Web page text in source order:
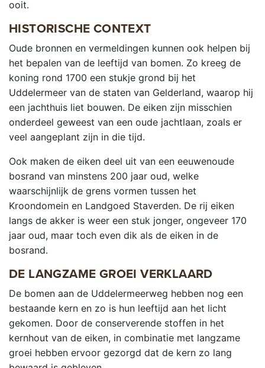
ooit.
HISTORISCHE CONTEXT
Oude bronnen en vermeldingen kunnen ook helpen bij
het bepalen van de leeftijd van bomen. Zo kreeg de
koning rond 1700 een stukje grond bij het
Uddelermeer van de staten van Gelderland, waarop hij
een jachthuis liet bouwen. De eiken zijn misschien
onderdeel geweest van een oude jachtlaan, zoals er
veel aangeplant zijn in die tijd.
Ook maken de eiken deel uit van een eeuwenoude
bosrand van minstens 200 jaar oud, welke
waarschijnlijk de grens vormen tussen het
Kroondomein en Landgoed Staverden. De rij eiken
langs de akker is weer een stuk jonger, ongeveer 170
jaar oud, maar toch even dik als de eiken in de
bosrand.
DE LANGZAME GROEI VERKLAARD
De bomen aan de Uddelermeerweg hebben nog een
bestaande kern en zo is hun leeftijd aan het licht
gekomen. Door de conserverende stoffen in het
kernhout van de eiken, in combinatie met langzame
groei hebben ervoor gezorgd dat de kern zo lang